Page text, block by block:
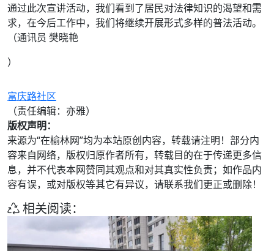
通过此次宣讲活动，我们看到了居民对法律知识的渴望和需
求，在今后工作中，我们将继续开展形式多样的普法活动。
（通讯员 樊晓艳
）
富庆路社区
（责任编辑：亦雅）
版权声明：
来源为“在榆林网”均为本站原创内容，转载请注明！部分内
容来自网络，版权归原作者所有，转载目的在于传递更多信
息，并不代表本网赞同其观点和对其真实性负责；如作品内
容有误，或对版权等其它有异议，请联系我们更正或删除！
相关阅读：